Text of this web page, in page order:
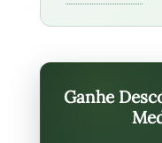
Ganhe